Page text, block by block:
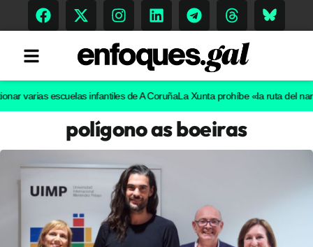
Tendencias
Memoria Histórica
Gastronomía
escuelas infantiles de A CoruñaLa Xunta prohíbe «la ruta del
polígono as boeiras